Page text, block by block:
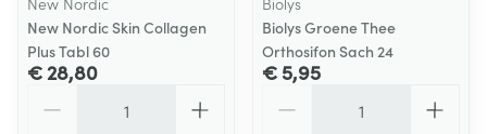
New Nordic Skin Collagen
Plus Tabl 60
€ 28,80
Biolys Groene Thee
Orthosifon Sach 24
€ 5,95